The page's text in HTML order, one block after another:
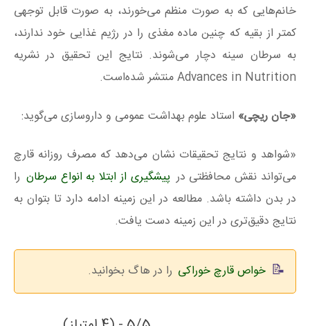
خانم‌هایی که به صورت منظم می‌خورند، به صورت قابل توجهی
کمتر از بقیه که چنین ماده مغذی را در رژیم غذایی خود ندارند،
به سرطان سینه دچار می‌شوند. نتایج این تحقیق در نشریه
Advances in Nutrition منتشر شده‌است.
«جان ریچی» استاد علوم بهداشت عمومی و داروسازی می‌گوید:
«شواهد و نتایج تحقیقات نشان می‌دهد که مصرف روزانه قارچ
می‌تواند نقش محافظتی در پیشگیری از ابتلا به انواع سرطان را
در بدن داشته باشد. مطالعه در این زمینه ادامه دارد تا بتوان به
نتایج دقیق‌تری در این زمینه دست یافت.
خواص قارچ خوراکی را در هاگ بخوانید.